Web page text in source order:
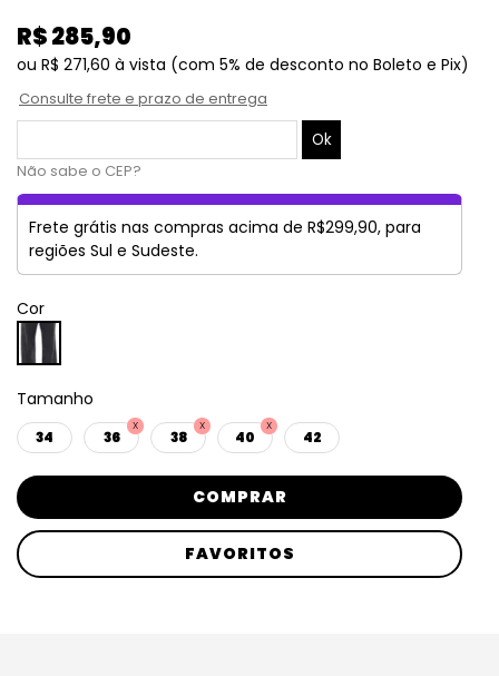
R$ 285,90
ou R$ 271,60 à vista (com 5% de desconto no Boleto e Pix)
Consulte frete e prazo de entrega
Não sabe o CEP?
Frete grátis nas compras acima de R$299,90, para
regiões Sul e Sudeste.
Cor
Tamanho
34 36 38 40 42
COMPRAR
FAVORITOS